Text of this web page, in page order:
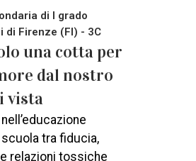
di I grado
di Firenze (FI) - 3C
una cotta per
dal nostro
vista
tra fiducia,
relazioni tossiche